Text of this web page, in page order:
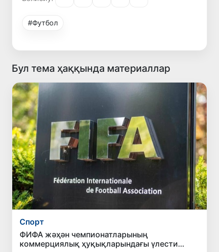
#Футбол
Бул тема ҳаққында материаллар
Спорт
ФИФА жәҳән чемпионатларының
коммерциялық ҳуқықларындағы үлести